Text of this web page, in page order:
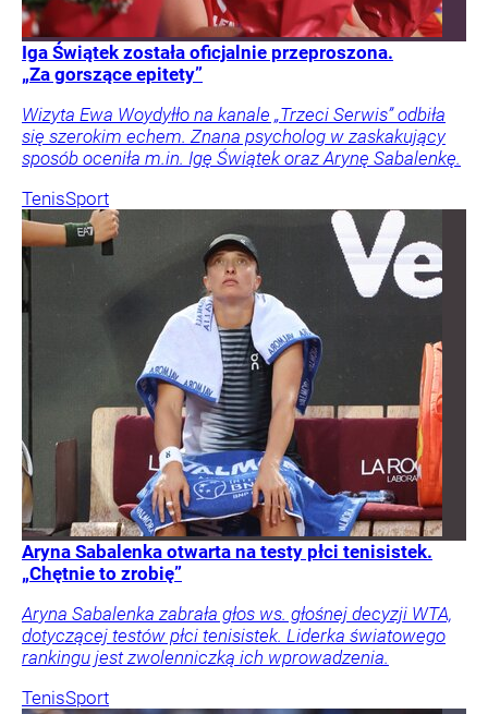
Iga Świątek została oficjalnie przeproszona.
„Za gorszące epitety”
Wizyta Ewa Woydyłło na kanale „Trzeci Serwis” odbiła
się szerokim echem. Znana psycholog w zaskakujący
sposób oceniła m.in. Igę Świątek oraz Arynę Sabalenkę.
TenisSport
Aryna Sabalenka otwarta na testy płci tenisistek.
„Chętnie to zrobię”
Aryna Sabalenka zabrała głos ws. głośnej decyzji WTA,
dotyczącej testów płci tenisistek. Liderka światowego
rankingu jest zwolenniczką ich wprowadzenia.
TenisSport